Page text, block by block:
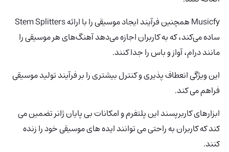
Musicfy همچنین فرآیند ایجاد موسیقی را با ارائه Stem Splitters
ساده می‌کند، که به کاربران اجازه می‌دهد آهنگ‌های هر موسیقی را
مانند درام، آواز و باس را جدا کنند.
این ویژگی انعطاف پذیری و کنترل بیشتری را بر فرآیند تولید موسیقی
فراهم می کند.
ابزارهای کاربرپسند این پلتفرم و امکانات بی پایان ژانر تضمین می
کند که کاربران به راحتی می توانند ایده های موسیقی خود را زنده
کنند.